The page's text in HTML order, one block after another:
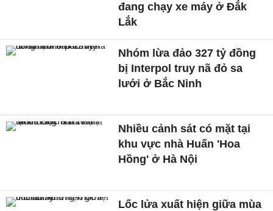
đang chạy xe máy ở Đắk
Lắk
Nhóm lừa đảo 327 tỷ đồng
bị Interpol truy nã đỏ sa
lưới ở Bắc Ninh
Nhiều cảnh sát có mặt tại
khu vực nhà Huấn 'Hoa
Hồng' ở Hà Nội
Lốc lửa xuất hiện giữa mùa